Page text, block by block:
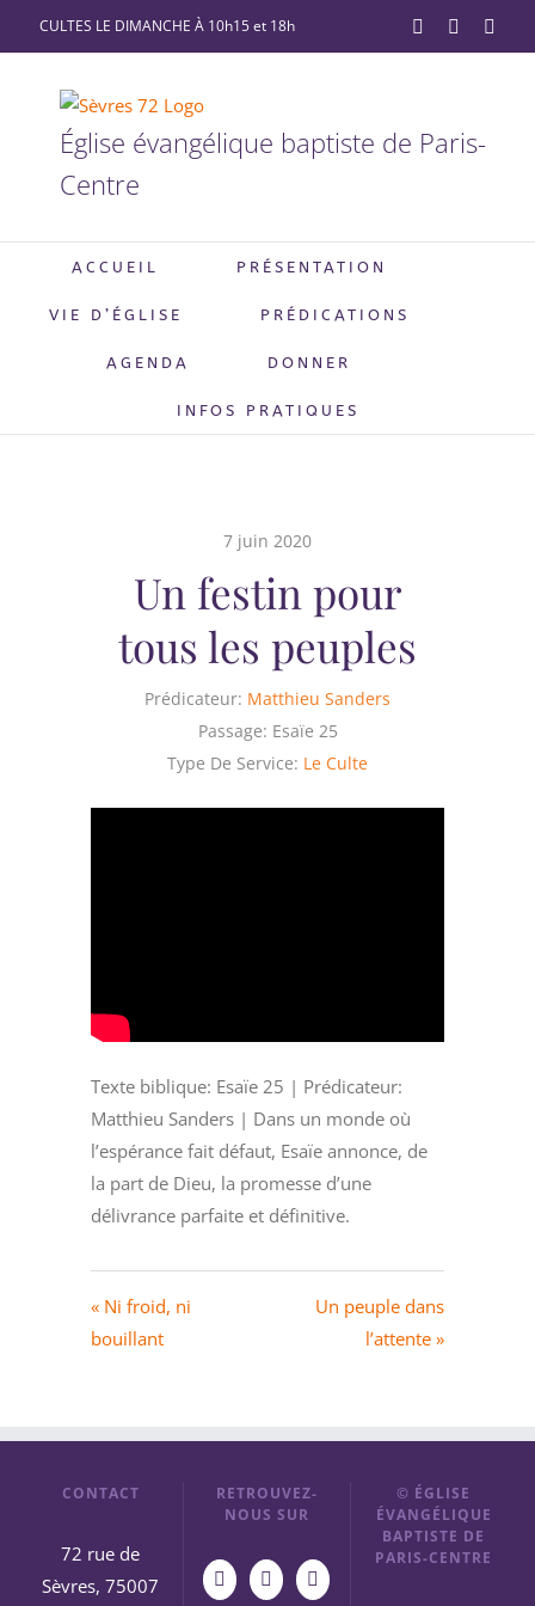
Passer
au
CULTES LE DIMANCHE À 10h15 et 18h YouTubeFacebook
Église évangélique baptiste de Paris-
Centre
ACCUEIL PRÉSENTATION
VIE D’ÉGLISE PRÉDICATIONS
AGENDA DONNER
INFOS PRATIQUES
7 juin 2020
Un festin pour
tous les peuples
Prédicateur: Matthieu Sanders
Passage: Esaïe 25
Type De Service: Le Culte
Texte biblique: Esaïe 25 | Prédicateur:
Matthieu Sanders | Dans un monde où
l’espérance fait défaut, Esaïe annonce, de
la part de Dieu, la promesse d’une
délivrance parfaite et définitive.
« Ni froid, ni
bouillant
Un peuple dans
l’attente »
CONTACT
72 rue de
Sèvres, 75007
RETROUVEZ-
NOUS SUR
© ÉGLISE
ÉVANGÉLIQUE
BAPTISTE DE
PARIS-CENTRE